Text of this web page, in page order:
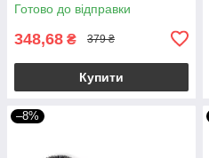
Готово до відправки
348,68 ₴ 379 ₴
Купити
–8%